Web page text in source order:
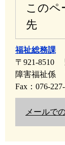
このペ
先
福祉総務課
〒921-8510
障害福祉係
Fax：076-
メールで